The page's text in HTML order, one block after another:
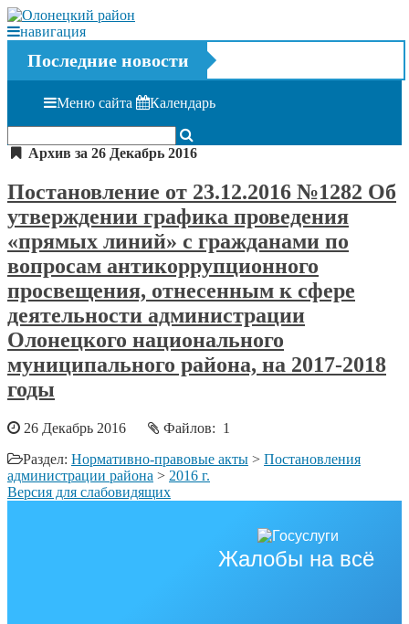
навигация
Последние новости
Меню сайта Календарь
Архив за 26 Декабрь 2016
Постановление от 23.12.2016 №1282 Об
утверждении графика проведения
«прямых линий» с гражданами по
вопросам антикоррупционного
просвещения, отнесенным к сфере
деятельности администрации
Олонецкого национального
муниципального района, на 2017-2018
годы
26 Декабрь 2016
Файлов: 1
Раздел: Нормативно-правовые акты > Постановления
администрации района > 2016 г.
Версия для слабовидящих
Жалобы на всё